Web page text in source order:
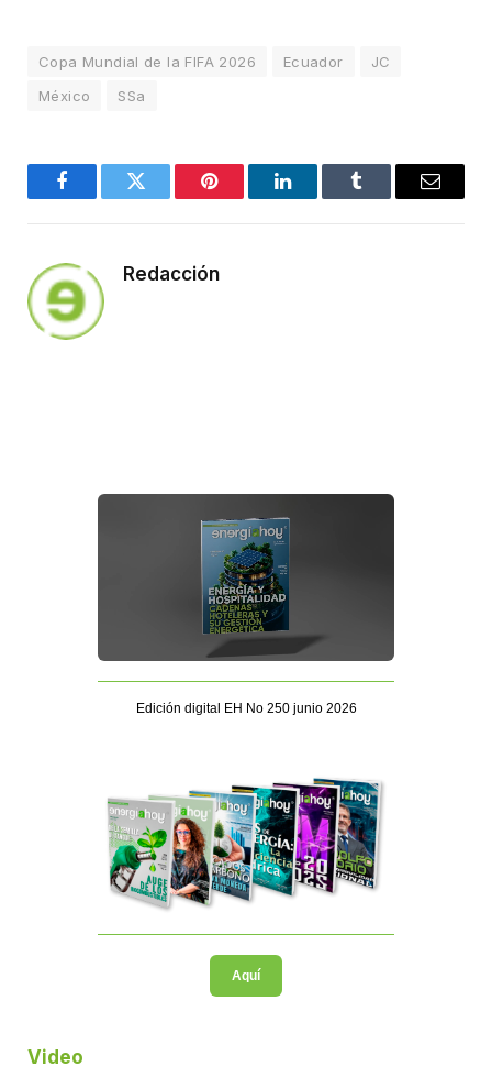
Copa Mundial de la FIFA 2026 Ecuador
JC
México
SSa
FacebookTwitter Pinterest LinkedInTumblr Email
Redacción
Edición digital EH No 250 junio 2026
Aquí
Video